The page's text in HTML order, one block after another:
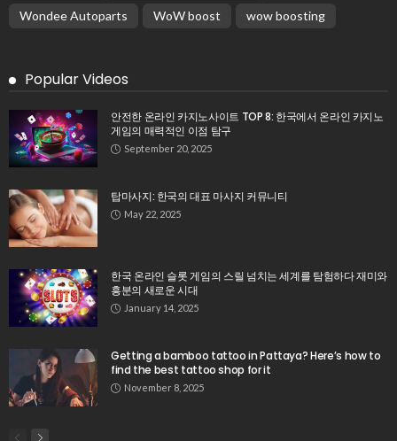
Wondee Autoparts
WoW boost wow boosting
Popular Videos
안전한 온라인 카지노사이트 TOP 8: 한국에서 온라인 카지노
게임의 매력적인 이점 탐구
September 20, 2025
탑마사지: 한국의 대표 마사지 커뮤니티
May 22, 2025
한국 온라인 슬롯 게임의 스릴 넘치는 세계를 탐험하다 재미와
흥분의 새로운 시대
January 14, 2025
Getting a bamboo tattoo in Pattaya? Here’s how to
find the best tattoo shop for it
November 8, 2025